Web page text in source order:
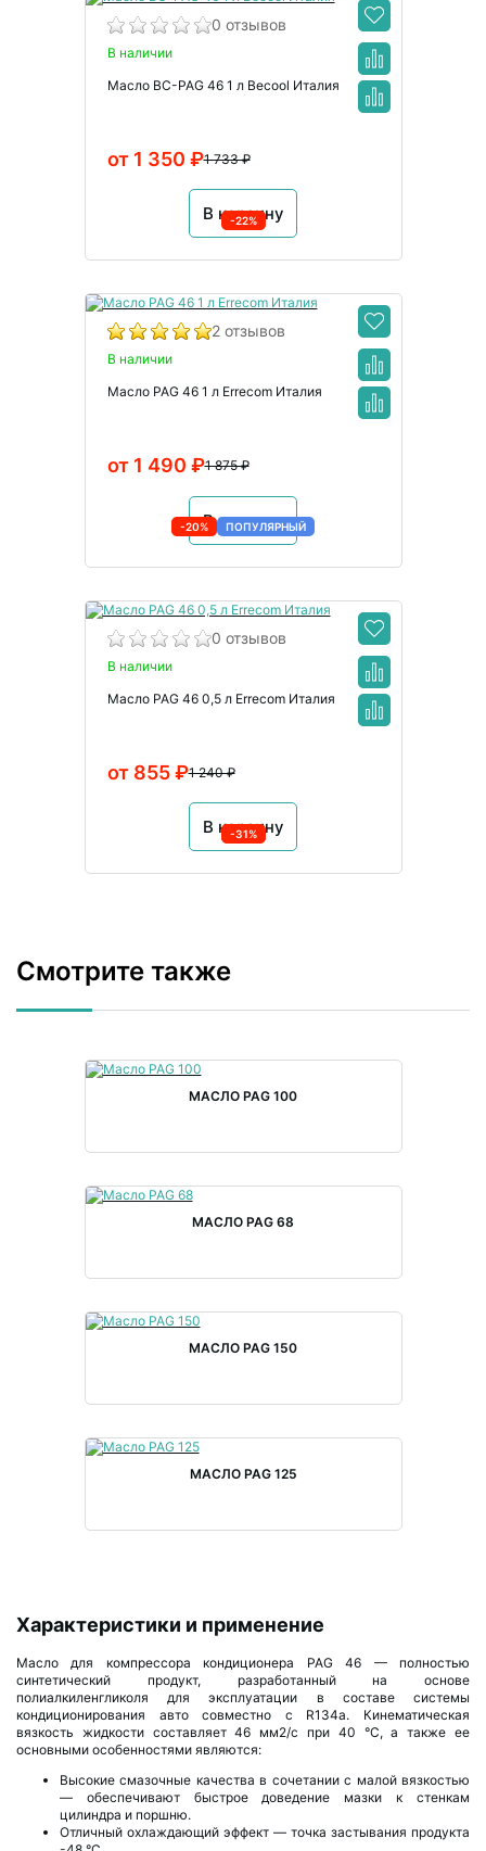
0 отзывов
В наличии
Масло BC-PAG 46 1 л Becool Италия
1 733 ₽
от 1 350 ₽
В корзину
-22%
2 отзывов
В наличии
Масло PAG 46 1 л Errecom Италия
1 875 ₽
от 1 490 ₽
В корзину
-20% ПОПУЛЯРНЫЙ
0 отзывов
В наличии
Масло PAG 46 0,5 л Errecom Италия
1 240 ₽
от 855 ₽
В корзину
-31%
Смотрите также
МАСЛО PAG 100
МАСЛО PAG 68
МАСЛО PAG 150
МАСЛО PAG 125
Характеристики и применение
Масло для компрессора кондиционера PAG 46 — полностью
синтетический продукт, разработанный на основе
полиалкиленгликоля для эксплуатации в составе системы
кондиционирования авто совместно с R134a. Кинематическая
вязкость жидкости составляет 46 мм2/с при 40 °C, а также ее
основными особенностями являются:
Высокие смазочные качества в сочетании с малой вязкостью
— обеспечивают быстрое доведение мазки к стенкам
цилиндра и поршню.
Отличный охлаждающий эффект — точка застывания продукта